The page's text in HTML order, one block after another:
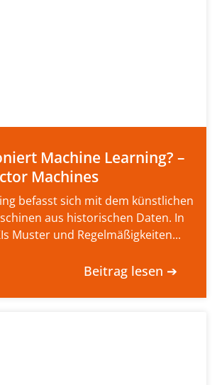
Machine Learning? –
Machines
befasst sich mit dem künstlichen
aus historischen Daten. In
Muster und Regelmäßigkeiten...
Beitrag lesen ➔